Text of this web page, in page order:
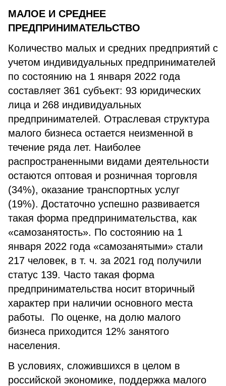
МАЛОЕ И СРЕДНЕЕ
ПРЕДПРИНИМАТЕЛЬСТВО
Количество малых и средних предприятий с
учетом индивидуальных предпринимателей
по состоянию на 1 января 2022 года
составляет 361 субъект: 93 юридических
лица и 268 индивидуальных
предпринимателей. Отраслевая структура
малого бизнеса остается неизменной в
течение ряда лет. Наиболее
распространенными видами деятельности
остаются оптовая и розничная торговля
(34%), оказание транспортных услуг
(19%). Достаточно успешно развивается
такая форма предпринимательства, как
«самозанятость». По состоянию на 1
января 2022 года «самозанятыми» стали
217 человек, в т. ч. за 2021 год получили
статус 139. Часто такая форма
предпринимательства носит вторичный
характер при наличии основного места
работы. По оценке, на долю малого
бизнеса приходится 12% занятого
населения.
В условиях, сложившихся в целом в
российской экономике, поддержка малого